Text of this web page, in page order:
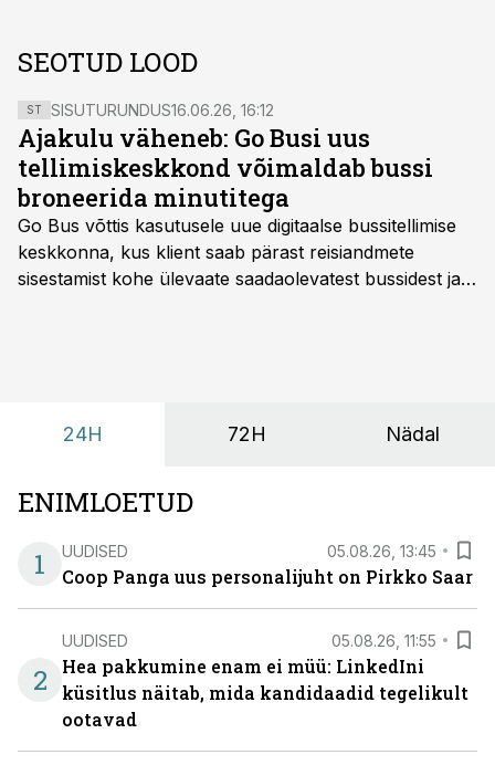
SEOTUD LOOD
ST SISUTURUNDUS16.06.26, 16:12
Ajakulu väheneb: Go Busi uus
tellimiskeskkond võimaldab bussi
broneerida minutitega
Go Bus võttis kasutusele uue digitaalse bussitellimise
keskkonna, kus klient saab pärast reisiandmete
sisestamist kohe ülevaate saadaolevatest bussidest ja
24H 72H Nädal
ENIMLOETUD
1
UUDISED 05.08.26, 13:45
Coop Panga uus personalijuht on Pirkko Saar
2
UUDISED 05.08.26, 11:55
Hea pakkumine enam ei müü: LinkedIni
küsitlus näitab, mida kandidaadid tegelikult
ootavad